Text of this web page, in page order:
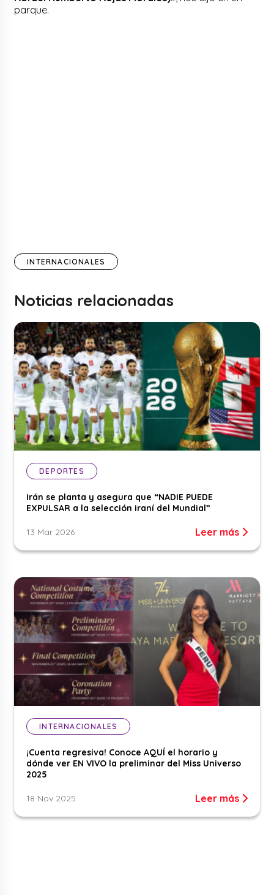
parque.
INTERNACIONALES
Noticias relacionadas
DEPORTES
Irán se planta y asegura que “NADIE PUEDE
EXPULSAR a la selección iraní del Mundial”
13 Mar 2026 Leer más
INTERNACIONALES
¡Cuenta regresiva! Conoce AQUÍ el horario y
dónde ver EN VIVO la preliminar del Miss Universo
2025
18 Nov 2025 Leer más